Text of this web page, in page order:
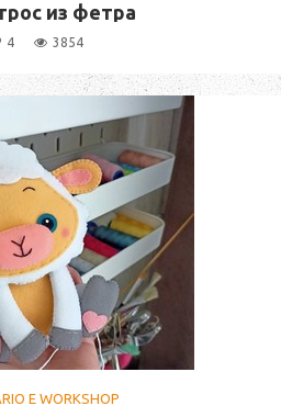
из фетра
4 3854
E WORKSHOP